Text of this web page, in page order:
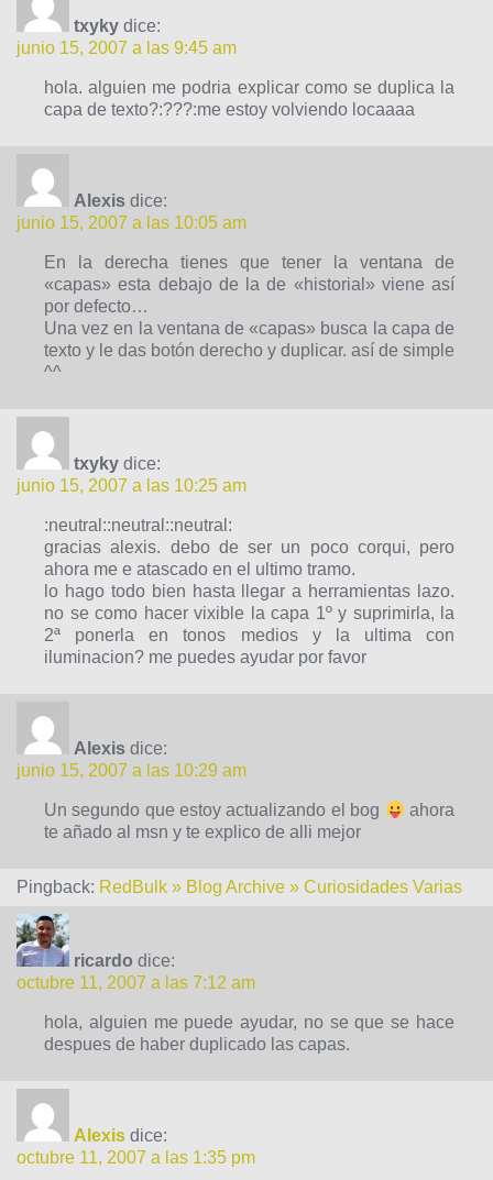
txyky dice:
junio 15, 2007 a las 9:45 am
hola. alguien me podria explicar como se duplica la
capa de texto?:???:me estoy volviendo locaaaa
Alexis dice:
junio 15, 2007 a las 10:05 am
En la derecha tienes que tener la ventana de
«capas» esta debajo de la de «historial» viene así
por defecto…
Una vez en la ventana de «capas» busca la capa de
texto y le das botón derecho y duplicar. así de simple
^^
txyky dice:
junio 15, 2007 a las 10:25 am
:neutral::neutral::neutral:
gracias alexis. debo de ser un poco corqui, pero
ahora me e atascado en el ultimo tramo.
lo hago todo bien hasta llegar a herramientas lazo.
no se como hacer vixible la capa 1º y suprimirla, la
2ª ponerla en tonos medios y la ultima con
iluminacion? me puedes ayudar por favor
Alexis dice:
junio 15, 2007 a las 10:29 am
Un segundo que estoy actualizando el bog
ahora
te añado al msn y te explico de alli mejor
Pingback: RedBulk » Blog Archive » Curiosidades Varias
ricardo dice:
octubre 11, 2007 a las 7:12 am
hola, alguien me puede ayudar, no se que se hace
despues de haber duplicado las capas.
Alexis dice:
octubre 11, 2007 a las 1:35 pm